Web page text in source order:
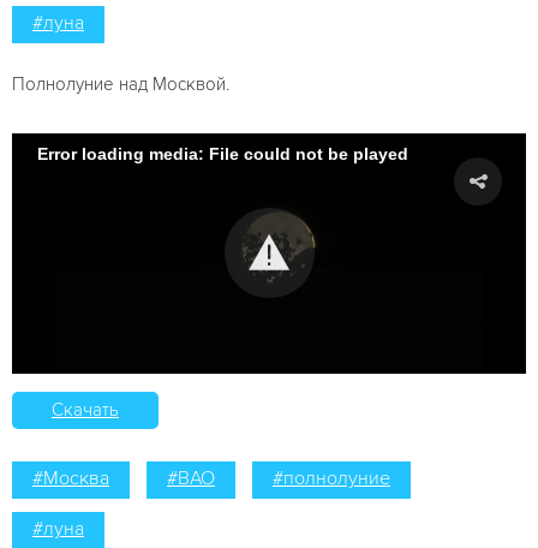
#луна
Полнолуние над Москвой.
Error loading media: File could not be played
Скачать
#Москва #ВАО #полнолуние
#луна